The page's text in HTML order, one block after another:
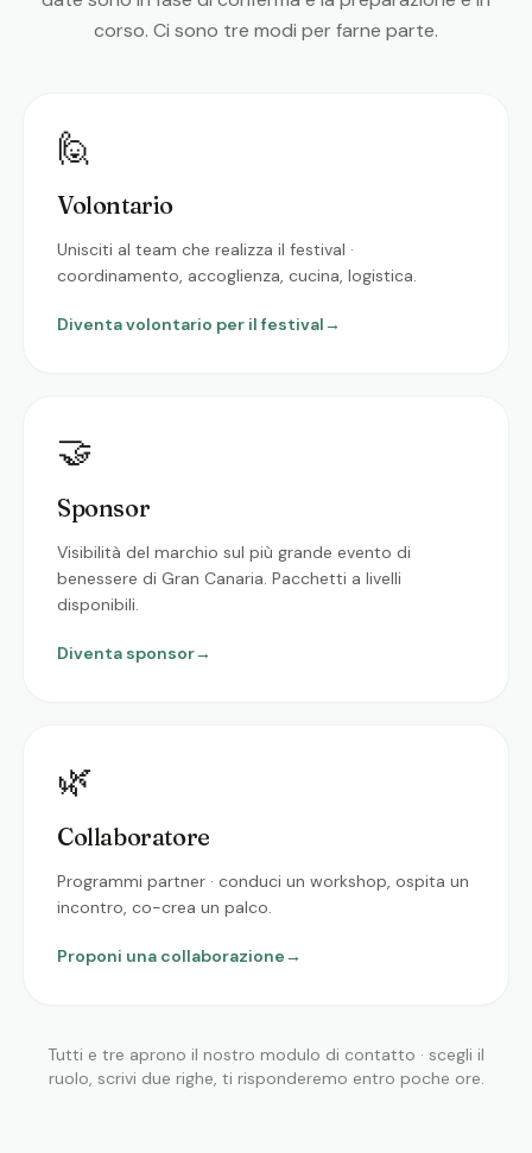
corso. Ci sono tre modi per farne parte.
🙋
Volontario
Unisciti al team che realizza il festival ·
coordinamento, accoglienza, cucina, logistica.
Diventa volontario per il festival→
🤝
Sponsor
Visibilità del marchio sul più grande evento di
benessere di Gran Canaria. Pacchetti a livelli
disponibili.
Diventa sponsor→
🌿
Collaboratore
Programmi partner · conduci un workshop, ospita un
incontro, co-crea un palco.
Proponi una collaborazione→
Tutti e tre aprono il nostro modulo di contatto · scegli il
ruolo, scrivi due righe, ti risponderemo entro poche ore.